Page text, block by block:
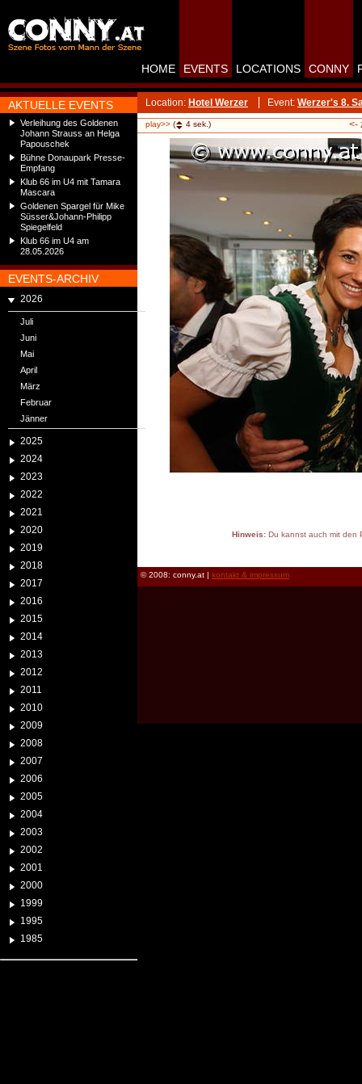
AKTUELLE EVENTS
Verleihung des Goldenen
Johann Strauss an Helga
Papouschek
Bühne Donaupark Presse-
Empfang
Klub 66 im U4 mit Tamara
Mascara
Goldenen Spargel für Mike
Süsser&Johann-Philipp
Spiegelfeld
Klub 66 im U4 am
28.05.2026
EVENTS-ARCHIV
2026
Juli
Juni
Mai
April
März
Februar
Jänner
2025
2024
2023
2022
2021
2020
2019
2018
2017
2016
2015
2014
2013
2012
2011
2010
2009
2008
2007
2006
2005
2004
2003
2002
2001
2000
1999
1995
1985
HOME EVENTS LOCATIONS CONNY
Location: Hotel Werzer Event: Werzer's 8.
play>> ( 4 sek.) <-
Hinweis:Du kannst auch mit den
© 2008: conny.at | kontakt & impressum